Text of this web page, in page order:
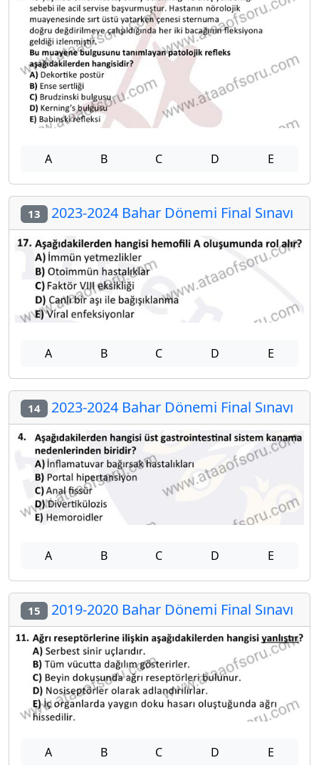
A B C D E
13 2023-2024 Bahar Dönemi Final Sınavı
A B C D E
14 2023-2024 Bahar Dönemi Final Sınavı
A B C D E
15 2019-2020 Bahar Dönemi Final Sınavı
A B C D E